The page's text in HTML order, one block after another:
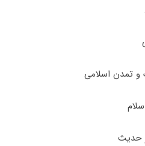
و تمدن اسلامی
حدیث